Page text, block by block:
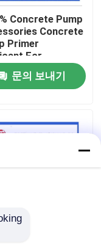
Concrete Pump
Concrete
Primer
For
Pumping
문의 보내기